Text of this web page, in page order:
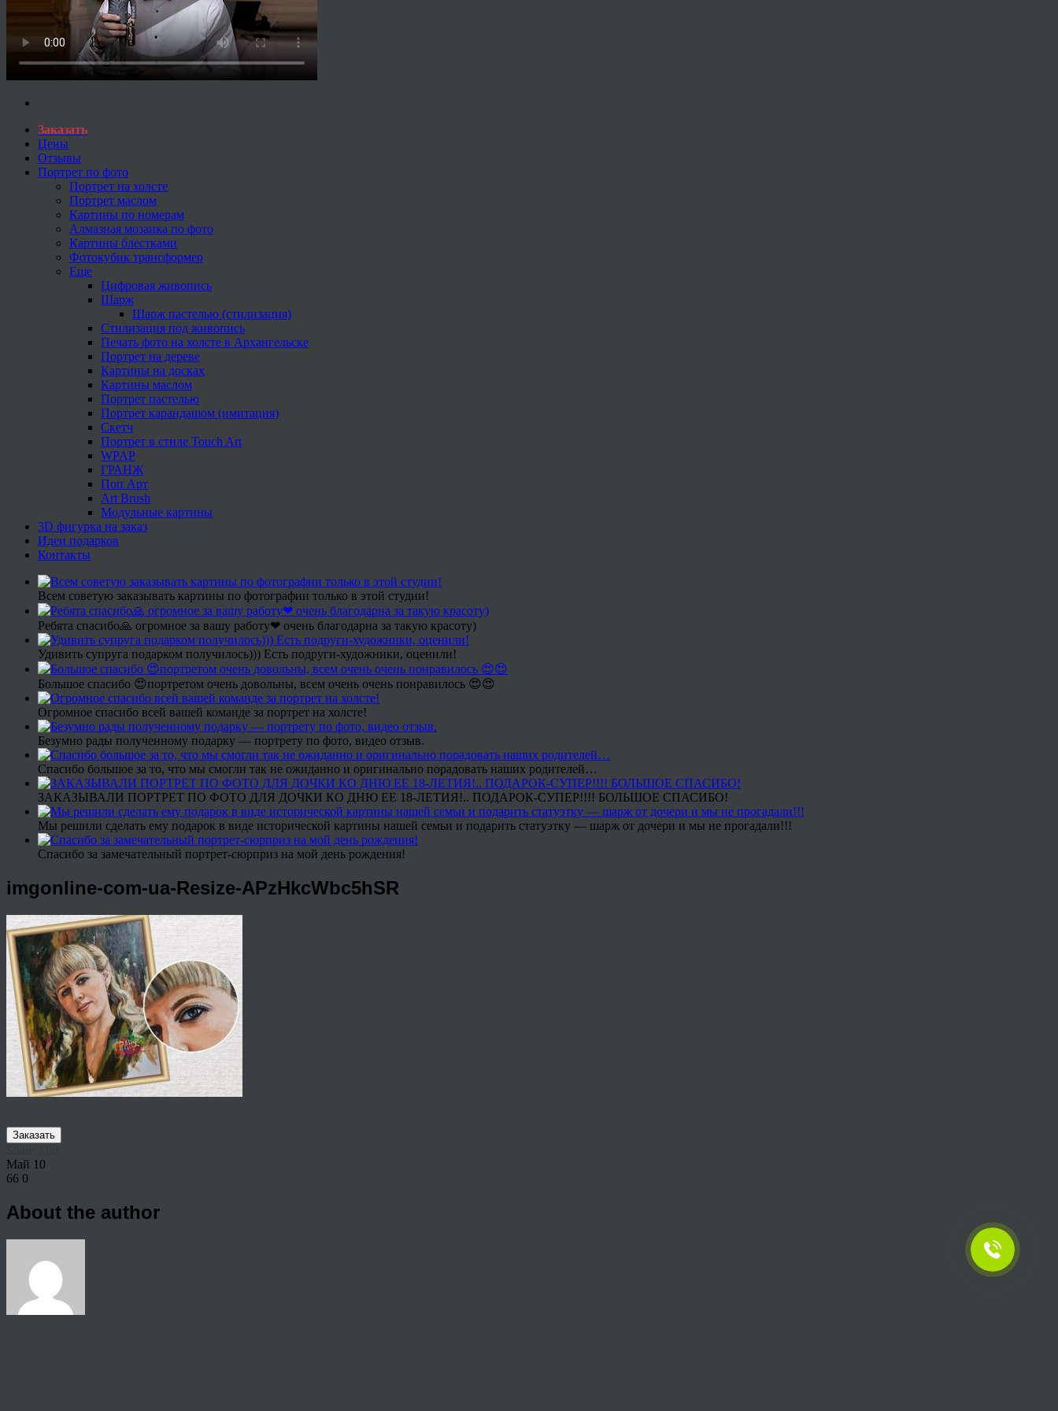
Заказать
Цены
Отзывы
Портрет по фото
Портрет на холсте
Портрет маслом
Картины по номерам
Алмазная мозаика по фото
Картины блестками
Фотокубик трансформер
Еще
Цифровая живопись
Шарж
Шарж пастелью (стилизация)
Стилизация под живопись
Печать фото на холсте в Архангельске
Портрет на дереве
Картины на досках
Картины маслом
Портрет пастелью
Портрет карандашом (имитация)
Скетч
Портрет в стиле Touch Art
WPAP
ГРАНЖ
Поп Арт
Art Brush
Модульные картины
3D фигурка на заказ
Идеи подарков
Контакты
Всем советую заказывать картины по фотографии только в этой студии!
Ребята спасибо🙏 огромное за вашу работу❤ очень благодарна за такую красоту)
Удивить супруга подарком получилось))) Есть подруги-художники, оценили!
Большое спасибо 😍портретом очень довольны, всем очень очень понравилось 😍😍
Огромное спасибо всей вашей команде за портрет на холсте!
Безумно рады полученному подарку — портрету по фото, видео отзыв.
Спасибо большое за то, что мы смогли так не ожиданно и оригинально порадовать наших родителей…
ЗАКАЗЫВАЛИ ПОРТРЕТ ПО ФОТО ДЛЯ ДОЧКИ КО ДНЮ ЕЕ 18-ЛЕТИЯ!.. ПОДАРОК-СУПЕР!!!! БОЛЬШОЕ СПАСИБО!
Мы решили сделать ему подарок в виде исторической картины нашей семьи и подарить статуэтку — шарж от дочери и мы не прогадали!!!
Спасибо за замечательный портрет-сюрприз на мой день рождения!
imgonline-com-ua-Resize-APzHkcWbc5hSR
Заказать
Май 10
66 0
About the author